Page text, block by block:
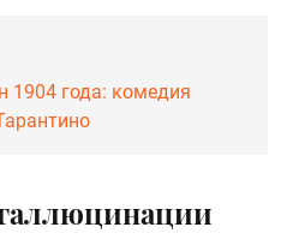
года: комедия